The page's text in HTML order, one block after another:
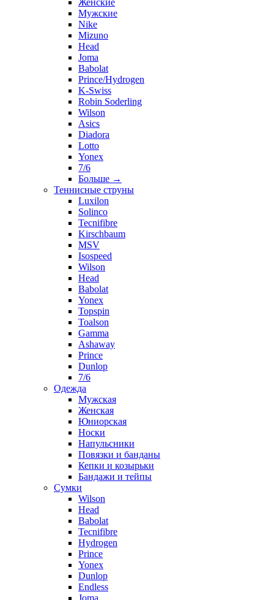
Женские
Мужские
Nike
Mizuno
Head
Joma
Babolat
Prince/Hydrogen
K-Swiss
Robin Soderling
Wilson
Asics
Diadora
Lotto
Yonex
7/6
Больше →
Теннисные струны
Luxilon
Solinco
Tecnifibre
Kirschbaum
MSV
Isospeed
Wilson
Head
Babolat
Yonex
Topspin
Toalson
Gamma
Ashaway
Prince
Dunlop
7/6
Одежда
Мужская
Женская
Юниорская
Носки
Напульсники
Повязки и банданы
Кепки и козырьки
Бандажи и тейпы
Сумки
Wilson
Head
Babolat
Tecnifibre
Hydrogen
Prince
Yonex
Dunlop
Endless
Joma